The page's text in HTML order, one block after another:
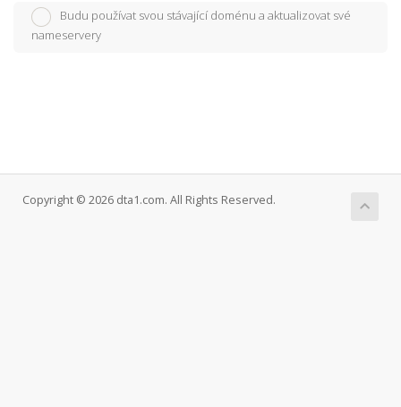
Budu používat svou stávající doménu a aktualizovat své
nameservery
Copyright © 2026 dta1.com. All Rights Reserved.